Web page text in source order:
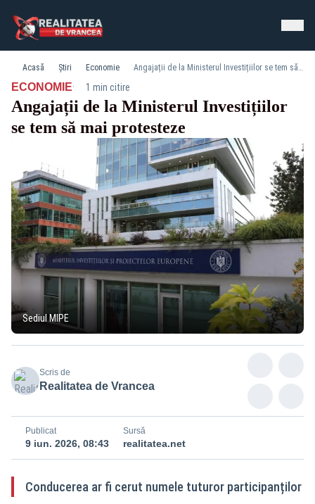
Acasă Știri Economie Angajații de la Ministerul Investițiilor se tem să mai protesteze
ECONOMIE· 1 min citire
Angajații de la Ministerul Investițiilor
se tem să mai protesteze
Sediul MIPE
Scris de
Realitatea de Vrancea
Publicat
9 iun. 2026, 08:43
Sursă
realitatea.net
Conducerea ar fi cerut numele tuturor participanților